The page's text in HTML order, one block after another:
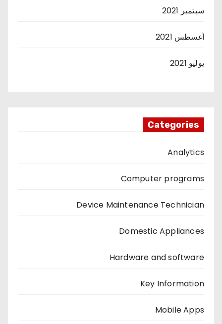
سبتمبر 2021
أغسطس 2021
يوليو 2021
Categories
Analytics
Computer programs
Device Maintenance Technician
Domestic Appliances
Hardware and software
Key Information
Mobile Apps